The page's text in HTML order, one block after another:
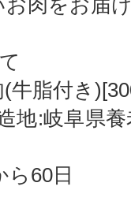
お肉をお届
(牛脂付き
:岐阜県養
60日